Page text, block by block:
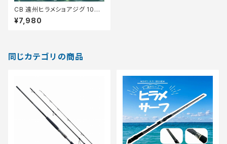
CB 遠州ヒラメショアジグ 100
MH【Tオリ】
¥7,980
同じカテゴリの商品